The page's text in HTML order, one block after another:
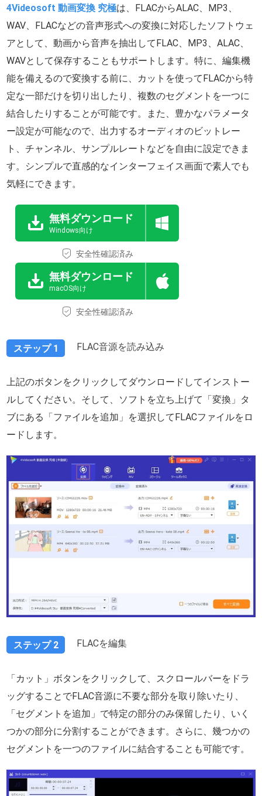
4Videosoft 動画変換 究極は、FLACからALAC、MP3、
WAV、FLACなどの音声形式への変換に対応したソフトウェ
アとして、動画から音声を抽出してFLAC、MP3、ALAC、
WAVとして保存することもサポートします。特に、編集機
能を備えるので変換する前に、カットを使ってFLACから特
定な一部だけを切り出したり、複数のセグメントを一つに
結合したりすることが可能です。また、豊かなパラメータ
ー設定が可能なので、出力するオーディオのビットレー
ト、チャンネル、サンプルレートなどを自由に設定できま
す。シンプルで直感的なインターフェイス画面で素人でも
気軽にできます。
無料ダウンロード
Windows向け
安全性確認済み
無料ダウンロード
macOS向け
安全性確認済み
ステップ 1 FLAC音源を読み込み
上記のボタンをクリックしてダウンロードしてインストー
ルしてください。そして、ソフトを立ち上げて「変換」タ
ブにある「ファイルを追加」を選択してFLACファイルをロ
ードします。
ステップ 2 FLACを編集
「カット」ボタンをクリックして、スクロールバーをドラ
ッグすることでFLAC音源に不要な部分を取り除いたり、
「セグメントを追加」で特定の部分のみ保留したり、いく
つかの部分に分割することができます。さらに、幾つかの
セグメントを一つのファイルに結合することも可能です。